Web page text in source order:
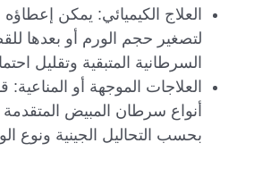
العلاج الكيميائي: يمكن
لتصغير حجم الورم أو بعدها
السرطانية المتبقية وتقليل
العلاجات الموجهة أو
أنواع سرطان المبيض المتقدمة
بحسب التحاليل الجينية ونوع